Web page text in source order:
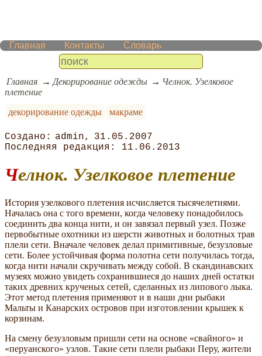
Главная Контакты Словарь
Главная Декорирование одежды
Челнок. Узелковое
плетение
декорирование одежды
макраме
admin
31.05.2007
11.06.2013
Челнок. Узелковое плетение
История узелкового плетения исчисляется тысячелетиями.
Началась она с того времени, когда человеку понадобилось
соединить два конца нити, и он завязал первый узел. Позже
первобытные охотники из шерсти животных и болотных трав
плели сети. Вначале человек делал примитивные, безузловые
сети. Более устойчивая форма полотна сети получилась тогда,
когда нити начали скручивать между собой. В скандинавских
музеях можно увидеть сохранившиеся до наших дней остатки
таких древних крученых сетей, сделанных из липового лыка.
Этот метод плетения применяют и в наши дни рыбаки
Мальты и Канарских островов при изготовлении крышек к
корзинам.
На смену безузловым пришли сети на основе «свайного» и
«перуанского» узлов. Такие сети плели рыбаки Перу, жители